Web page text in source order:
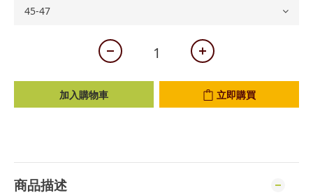
加入購物車 立即購買
商品描述